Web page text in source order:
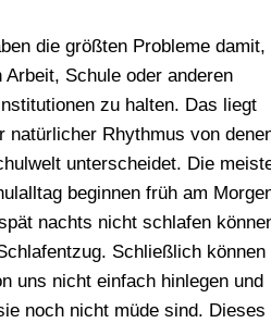
die größten Probleme damit,
Schule oder anderen
zu halten. Das liegt
natürlicher Rhythmus von
unterscheidet. Die
beginnen früh am
nachts nicht schlafen
Schließlich können
uns nicht einfach hinlegen und
noch nicht müde sind.